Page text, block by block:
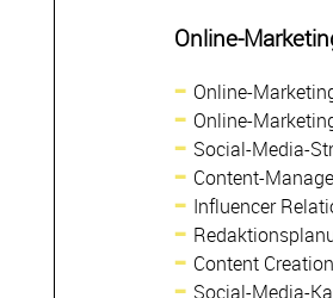
Online-
Online-
Online-
Social-Media-
Content-
Influencer
Content
Social-Media-